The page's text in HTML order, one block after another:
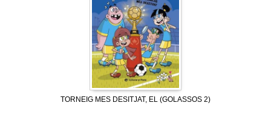
TORNEIG MES DESITJAT, EL (GOLASSOS 2)